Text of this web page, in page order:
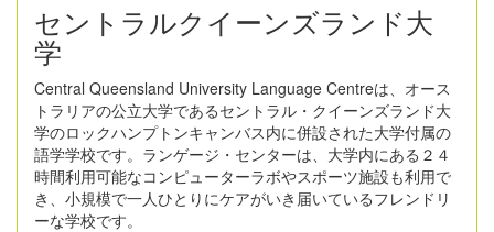
セントラルクイーンズランド大
学
Central Queensland University Language Centreは、オース
トラリアの公立大学であるセントラル・クイーンズランド大
学のロックハンプトンキャンバス内に併設された大学付属の
語学学校です。ランゲージ・センターは、大学内にある２４
時間利用可能なコンピューターラボやスポーツ施設も利用で
き、小規模で一人ひとりにケアがいき届いているフレンドリ
ーな学校です。